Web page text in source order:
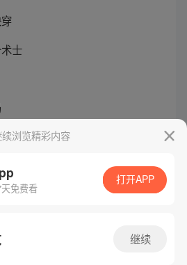
士
思
浏览精彩内容
免费看
打开APP
继续
证号：粤B2-20090059-5
Tencent. All Rights Reserved